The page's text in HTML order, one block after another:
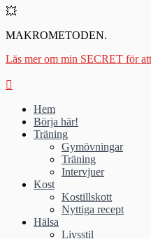
💥
MAKROMETODEN.
Läs mer om min SECRET för
Hem
Börja här!
Träning
Gymövningar
Träning
Intervjuer
Kost
Kostillskott
Nyttiga recept
Hälsa
Livsstil